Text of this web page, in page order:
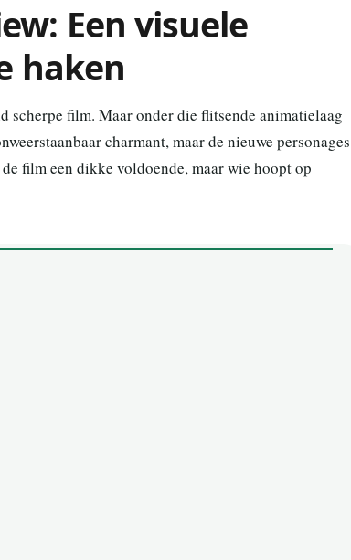
Een visuele
haken
scherpe film. Maar onder die flitsende animatielaag
charmant, maar de nieuwe personages
film een dikke voldoende, maar wie hoopt op